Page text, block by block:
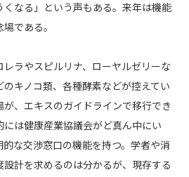
くなる」という声もある。来年は機能
である。
ラやスピルリナ、ローヤルゼリーな
キノコ類、各種酵素などが控えてい
、エキスのガイドラインで移行でき
は健康産業協議会がど真ん中にい
な交渉窓口の機能を持つ。学者や消
計を求めるのは分かるが、現存する